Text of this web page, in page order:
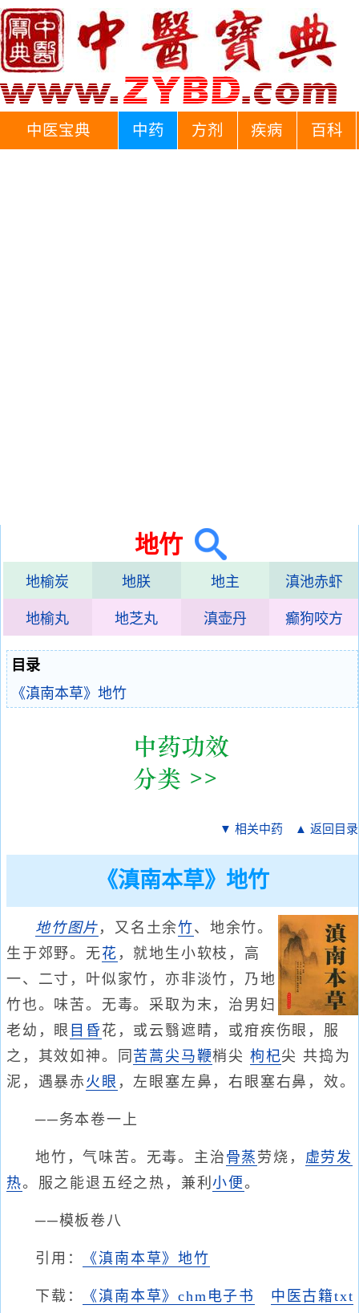
中医宝典 中药 方剂 疾病 百科
地竹
地榆炭 地朕 地主 滇池赤虾
地榆丸 地芝丸 滇壶丹 癫狗咬方
目录
《滇南本草》地竹
▼ 相关中药 ▲ 返回目录
《滇南本草》地竹
地竹图片 ，又名土余竹、地余竹。
生于郊野。无花 ，就地生小软枝，高
一、二寸，叶似家竹，亦非淡竹，乃地
竹也。味苦。无毒。采取为末，治男妇
老幼，眼 目昏 花，或云翳遮睛，或疳疾伤眼，服
之，其效如神。同 苦蒿尖 马鞭梢尖 枸杞尖 共捣为
泥，遇暴赤 火眼 ，左眼塞左鼻，右眼塞右鼻，效。
──务本卷一上
地竹，气味苦。无毒。主治 骨蒸 劳烧， 虚劳发
热。服之能退五经之热，兼利小便。
──模板卷八
引用： 《滇南本草》地竹
下载： 《滇南本草》chm电子书
中医古籍txt